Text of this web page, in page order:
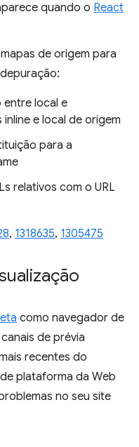
quando o React
de origem para
local e
e local de origem
para a
relativos com o URL
, 1318635, 1305475
como navegador de
de prévia
recentes do
plataforma da Web
no seu site